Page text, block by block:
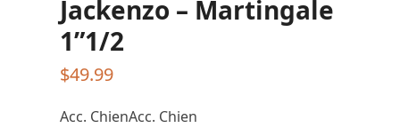
Jackenzo – Martingale
1”1/2
$49.99
Acc. ChienAcc. Chien